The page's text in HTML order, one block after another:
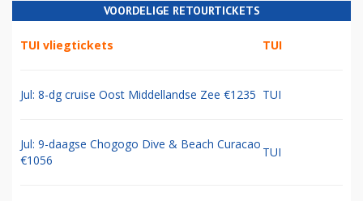
VOORDELIGE RETOURTICKETS
TUI vliegtickets TUI
Jul: 8-dg cruise Oost Middellandse Zee €1235 TUI
Jul: 9-daagse Chogogo Dive & Beach Curacao
€1056
TUI